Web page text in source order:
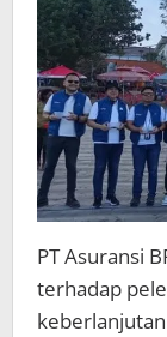
PT Asuransi
terhadap